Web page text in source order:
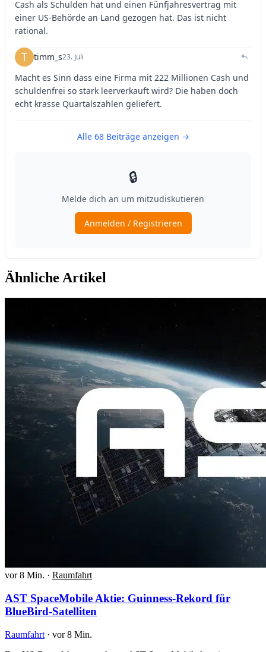
Ähnliche Artikel
vor 8 Min. · Raumfahrt
AST SpaceMobile Aktie: Guinness-Rekord für
BlueBird-Satelliten
Raumfahrt · vor 8 Min.